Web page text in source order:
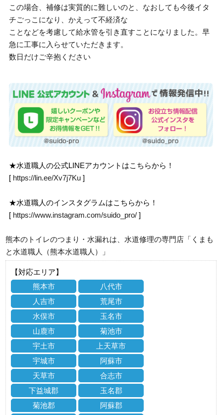
この場合、補修は実質的に難しいのと、なおしても今後イタ
チごっこになり、かえって不経済な
ことなどを考慮して給水管を引き直すことになりました。早
急に工事に入らせていただきます。
数日だけご辛抱ください
★水道職人の公式LINEアカウントはこちらから！
[ https://lin.ee/Xv7j7Ku ]
★水道職人のインスタグラムはこちらから！
[ https://www.instagram.com/suido_pro/ ]
熊本のトイレのつまり・水漏れは、水道修理の専門店「くまも
と水道職人（熊本水道職人）」
【対応エリア】
熊本市
八代市
人吉市
荒尾市
水俣市
玉名市
山鹿市
菊池市
宇土市
上天草市
宇城市
阿蘇市
天草市
合志市
下益城郡
玉名郡
菊池郡
阿蘇郡